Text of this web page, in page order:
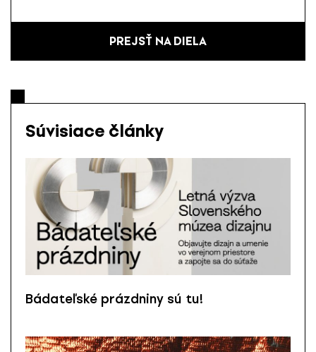
PREJSŤ NA DIELA
Súvisiace články
Bádateľské prázdniny sú tu!